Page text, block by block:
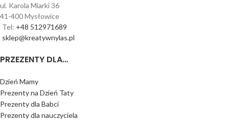
ul. Karola Miarki 36
41-400 Mysłowice
Tel: +48 512971689
sklep@kreatywnylas.pl
PRZEZENTY DLA…
Dzień Mamy
Prezenty na Dzień Taty
Prezenty dla Babci
Prezenty dla nauczyciela